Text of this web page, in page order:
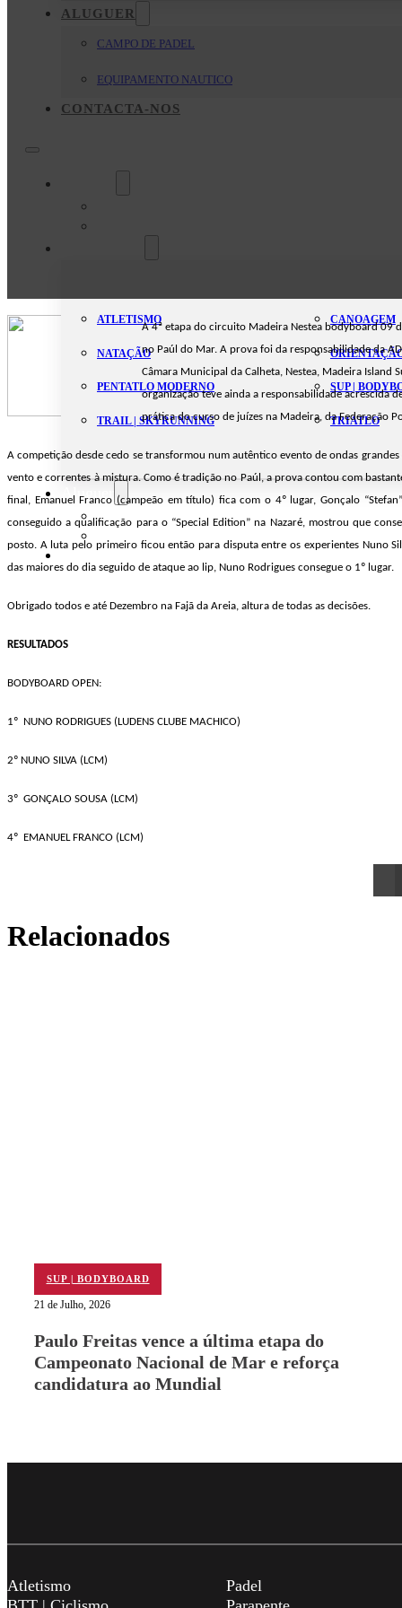
ALUGUER
CAMPO DE PADEL
EQUIPAMENTO NAUTICO
CONTACTA-NOS
ATLETISMO CANOAGEM
NATAÇÃO
PENTATLO MODERNO SUP |
TRAIL | SKYRUNNING TRIATLO
Aluguer
Campo de Padel
Contacta-nos
A 4ª etapa do circuito Madeira Nestea bodyboard 09
no Paúl do Mar. A prova foi da responsabilidade da
Câmara Municipal da Calheta, Nestea, Madeira Island
organização teve ainda a responsabilidade acrescida
prática do curso de juízes na Madeira, da Federação
A competição desde cedo se transformou num autêntico evento de ondas
vento e correntes à mistura. Como é tradição no Paúl, a prova contou com
final, Emanuel Franco (campeão em título) fica com o 4º lugar, Gonçalo
conseguido a qualificação para o “Special Edition” na Nazaré, mostrou que
posto. A luta pelo primeiro ficou então para disputa entre os experientes Nuno
das maiores do dia seguido de ataque ao lip, Nuno Rodrigues consegue o 1º lugar.
Obrigado todos e até Dezembro na Fajã da Areia, altura de todas as decisões.
RESULTADOS
BODYBOARD OPEN:
1º NUNO RODRIGUES (LUDENS CLUBE MACHICO)
2º NUNO SILVA (LCM)
3º GONÇALO SOUSA (LCM)
4º EMANUEL FRANCO (LCM)
Relacionados
SUP | BODYBOARD
21 de Julho, 2026
Paulo Freitas vence a última etapa do
Campeonato Nacional de Mar e reforça
candidatura ao Mundial
Atletismo
Padel